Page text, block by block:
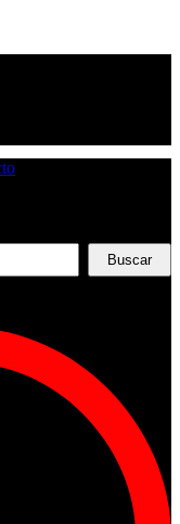
Buscar